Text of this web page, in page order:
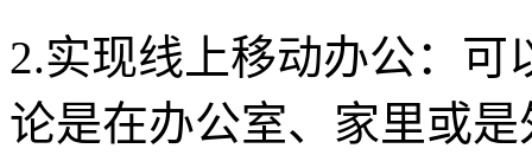
2.实现线上移动办公：
论是在办公室、家里或